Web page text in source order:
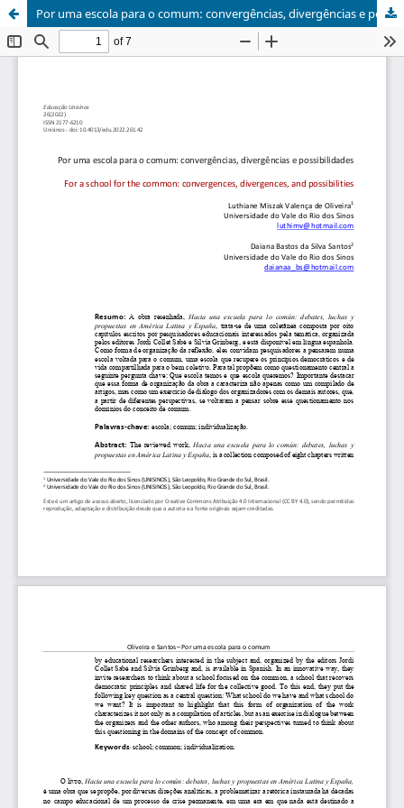
Por uma escola para o comum: convergências, divergências e possibilidades